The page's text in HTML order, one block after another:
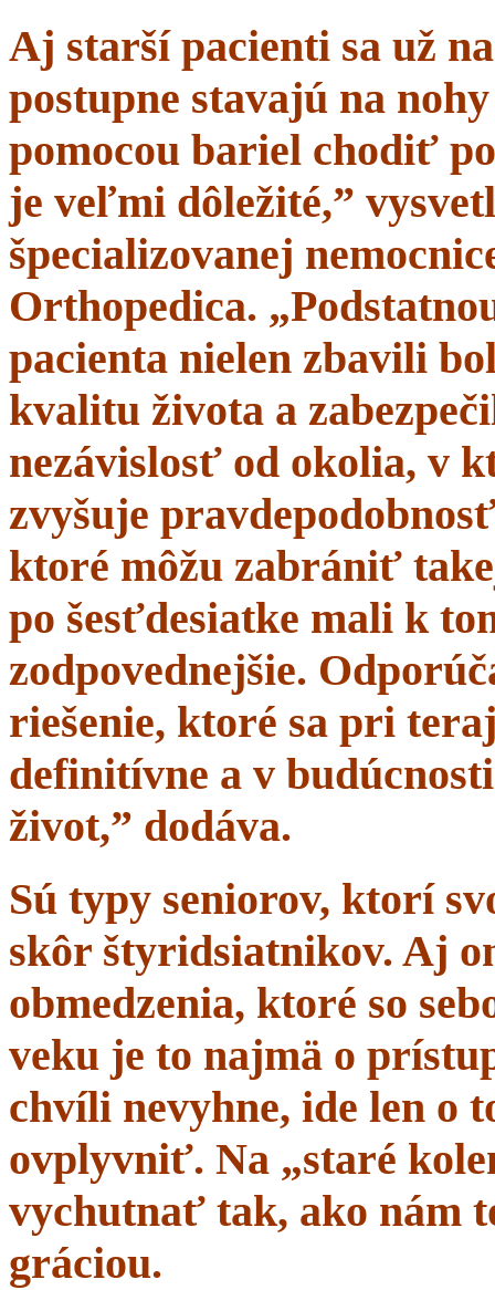
Aj starší pacienti sa už
postupne stavajú na
pomocou bariel chodiť
je veľmi dôležité,”
špecializovanej
Orthopedica.
pacienta nielen zbavili
kvalitu života a
nezávislosť od okolia, v
zvyšuje
ktoré môžu zabrániť
po šesťdesiatke mali k
zodpovednejšie.
riešenie, ktoré sa pri
definitívne a v
život,” dodáva.
Sú typy seniorov, ktorí
skôr štyridsiatnikov. Aj
obmedzenia, ktoré so
veku je to najmä o
chvíli nevyhne, ide len o
ovplyvniť. Na „staré
vychutnať tak, ako nám
gráciou.